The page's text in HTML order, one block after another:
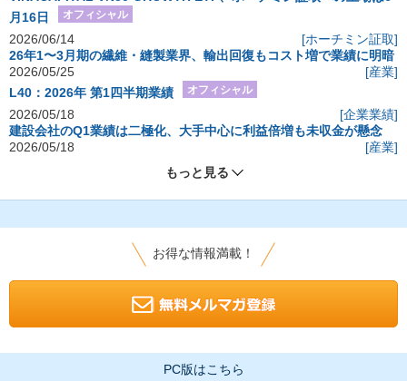
月16日
オフィシャル
2026/06/14
[ホーチミン証取]
26年1〜3月期の繊維・縫製業界、輸出回復もコスト増で業績に明暗
2026/05/25
[産業]
L40：2026年 第1四半期業績
オフィシャル
2026/05/18
[企業業績]
建設会社のQ1業績は二極化、大手中心に利益倍増も未収金が懸念
2026/05/18
[産業]
もっと見る
お得な情報満載！
PC版はこちら